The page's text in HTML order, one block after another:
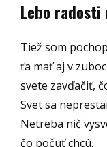
Lebo radosti
Tiež som
ťa mať aj v
svete zavďačiť,
Svet sa
Netreba nič
čo počuť chcú.